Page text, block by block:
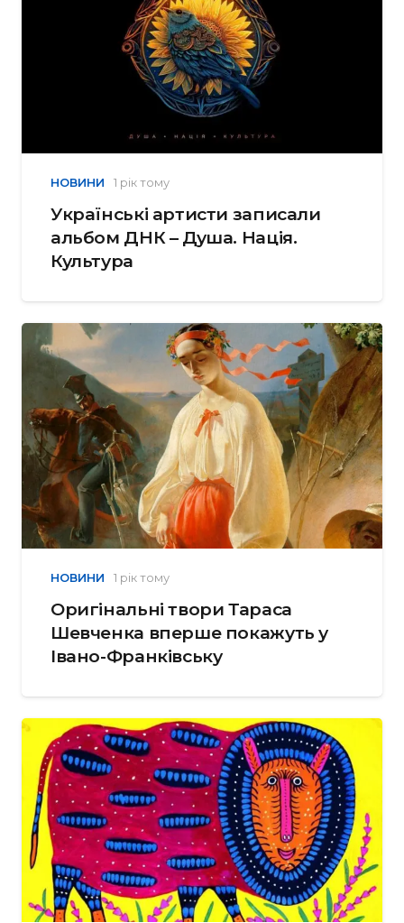
НОВИНИ 1 рік тому
Українські артисти записали
альбом ДНК – Душа. Нація.
Культура
НОВИНИ 1 рік тому
Оригінальні твори Тараса
Шевченка вперше покажуть у
Івано-Франківську